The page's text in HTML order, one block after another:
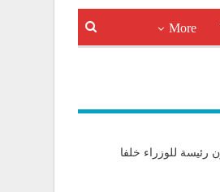
More
رئيسة للوزراء خلفا